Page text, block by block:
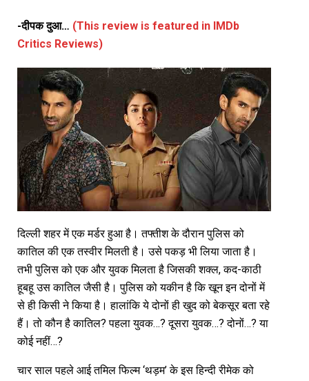
-दीपक दुआ… (This review is featured in IMDb
Critics Reviews)
दिल्ली शहर में एक मर्डर हुआ है। तफ्तीश के दौरान पुलिस को
कातिल की एक तस्वीर मिलती है। उसे पकड़ भी लिया जाता है।
तभी पुलिस को एक और युवक मिलता है जिसकी शक्ल, कद-काठी
हूबहू उस कातिल जैसी है। पुलिस को यकीन है कि खून इन दोनों में
से ही किसी ने किया है। हालांकि ये दोनों ही खुद को बेकसूर बता रहे
हैं। तो कौन है कातिल? पहला युवक…? दूसरा युवक…? दोनों…? या
कोई नहीं…?
चार साल पहले आई तमिल फिल्म ‘थड़म’ के इस हिन्दी रीमेक को